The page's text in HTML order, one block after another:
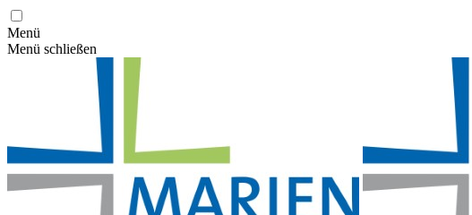
Menü
Menü schließen